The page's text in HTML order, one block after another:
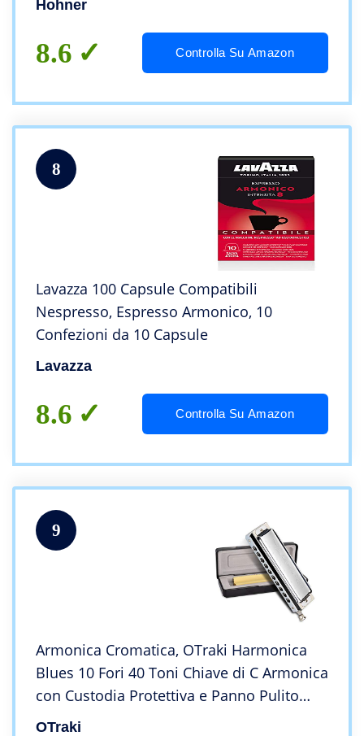
Hohner
8.6 Controlla Su Amazon
8
Lavazza 100 Capsule Compatibili
Nespresso, Espresso Armonico, 10
Confezioni da 10 Capsule
Lavazza
8.6 Controlla Su Amazon
9
Armonica Cromatica, OTraki Harmonica
Blues 10 Fori 40 Toni Chiave di C Armonica
con Custodia Protettiva e Panno Pulito
Blues Harp Harmonica per Principianti
OTraki